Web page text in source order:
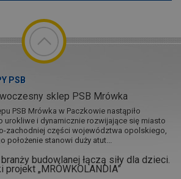
PSB
sklep PSB Mrówka
PSB Mrówka w Paczkowie nastąpiło
urokliwe i dynamicznie rozwijające się miasto
zachodniej części województwa opolskiego,
położenie stanowi duży atut...
budowlanej łączą siły dla dzieci.
projekt „MRÓWKOLANDIA”